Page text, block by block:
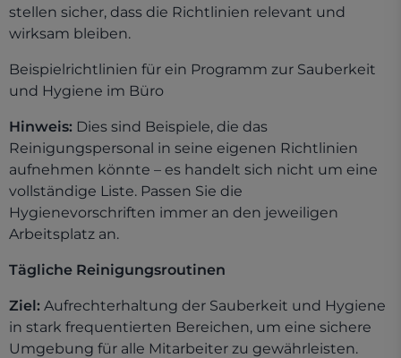
stellen sicher, dass die Richtlinien relevant und
wirksam bleiben.
Beispielrichtlinien für ein Programm zur Sauberkeit
und Hygiene im Büro
Hinweis: Dies sind Beispiele, die das
Reinigungspersonal in seine eigenen Richtlinien
aufnehmen könnte – es handelt sich nicht um eine
vollständige Liste. Passen Sie die
Hygienevorschriften immer an den jeweiligen
Arbeitsplatz an.
Tägliche Reinigungsroutinen
Ziel: Aufrechterhaltung der Sauberkeit und Hygiene
in stark frequentierten Bereichen, um eine sichere
Umgebung für alle Mitarbeiter zu gewährleisten.